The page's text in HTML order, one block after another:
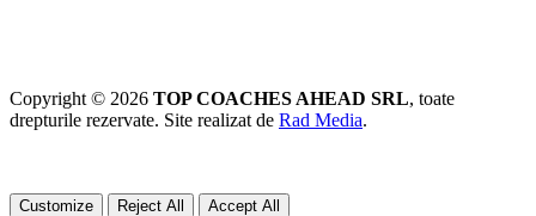
Copyright © 2026 TOP COACHES AHEAD SRL, toate
drepturile rezervate. Site realizat de Rad Media.
Customize Reject All Accept All